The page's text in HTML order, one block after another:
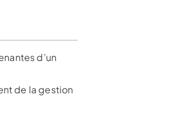
d’un
de la gestion